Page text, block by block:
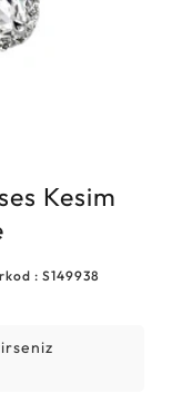
Kesim
: S149938